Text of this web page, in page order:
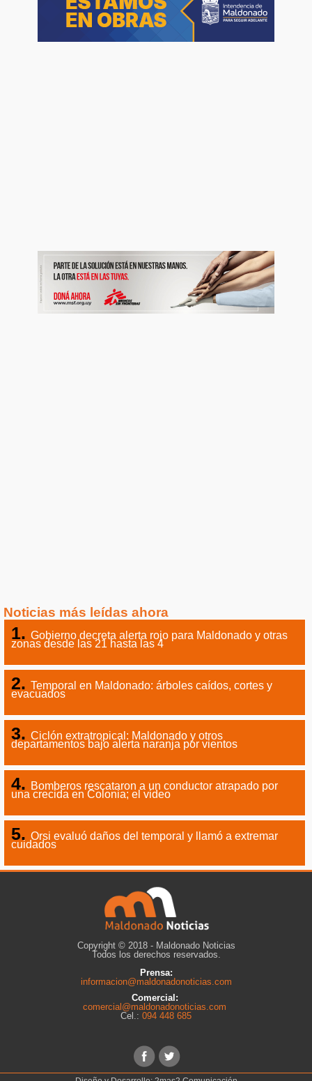
Noticias más leídas ahora
Gobierno decreta alerta rojo para Maldonado y otras
zonas desde las 21 hasta las 4
Temporal en Maldonado: árboles caídos, cortes y
evacuados
Ciclón extratropical: Maldonado y otros
departamentos bajo alerta naranja por vientos
Bomberos rescataron a un conductor atrapado por
una crecida en Colonia; el video
Orsi evaluó daños del temporal y llamó a extremar
cuidados
Copyright © 2018 - Maldonado Noticias
Todos los derechos reservados.
Prensa:
informacion@maldonadonoticias.com
Comercial:
comercial@maldonadonoticias.com
Cel.: 094 448 685